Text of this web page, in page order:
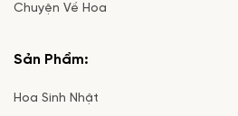
Chuyện Về Hoa
Sản Phẩm:
Hoa Sinh Nhật